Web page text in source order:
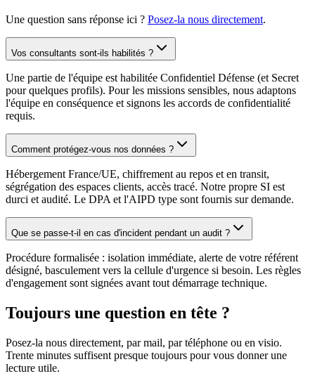
Une question sans réponse ici ? Posez-la nous directement.
Vos consultants sont-ils habilités ?
Une partie de l'équipe est habilitée Confidentiel Défense (et Secret
pour quelques profils). Pour les missions sensibles, nous adaptons
l'équipe en conséquence et signons les accords de confidentialité
requis.
Comment protégez-vous nos données ?
Hébergement France/UE, chiffrement au repos et en transit,
ségrégation des espaces clients, accès tracé. Notre propre SI est
durci et audité. Le DPA et l'AIPD type sont fournis sur demande.
Que se passe-t-il en cas d'incident pendant un audit ?
Procédure formalisée : isolation immédiate, alerte de votre référent
désigné, basculement vers la cellule d'urgence si besoin. Les règles
d'engagement sont signées avant tout démarrage technique.
Toujours une question en tête ?
Posez-la nous directement, par mail, par téléphone ou en visio.
Trente minutes suffisent presque toujours pour vous donner une
lecture utile.